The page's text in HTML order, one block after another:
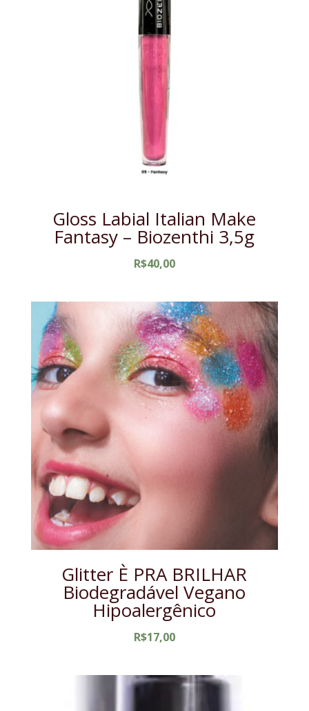
Gloss Labial Italian Make
Fantasy – Biozenthi 3,5g
R$40,00
Glitter È PRA BRILHAR
Biodegradável Vegano
Hipoalergênico
R$17,00